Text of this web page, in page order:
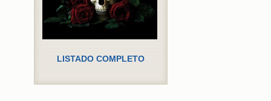
LISTADO COMPLETO